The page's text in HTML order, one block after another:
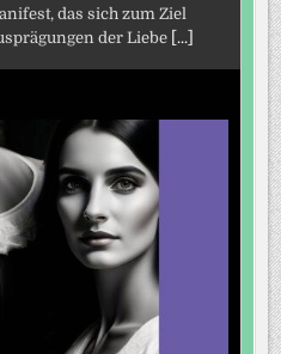
das sich zum Ziel
der Liebe [...]